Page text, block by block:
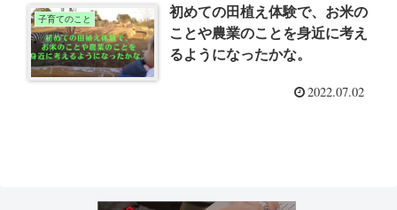
子育てのこと
初めての田植え体験で、お米の
ことや農業のことを身近に考え
るようになったかな。
2022.07.02